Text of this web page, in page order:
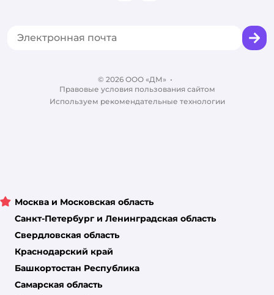
Блог
Корм для собак
© 2026 ООО «ДМ» •
Правовые условия пользования сайтом
Используем рекомендательные технологии
Москва и Московская область
Санкт-Петербург и Ленинградская область
Свердловская область
Краснодарский край
Башкортостан Республика
Самарская область